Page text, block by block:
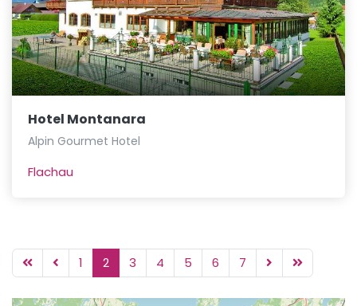
Hotel Montanara
Alpin Gourmet Hotel
Flachau
1 2 3 4 5 6 7